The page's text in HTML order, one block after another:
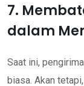
7.
dalam
Saat ini,
biasa. Akan